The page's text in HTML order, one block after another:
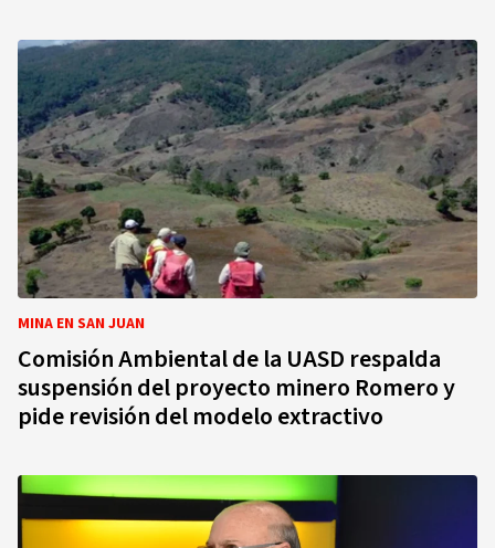
MINA EN SAN JUAN
Comisión Ambiental de la UASD respalda
suspensión del proyecto minero Romero y
pide revisión del modelo extractivo